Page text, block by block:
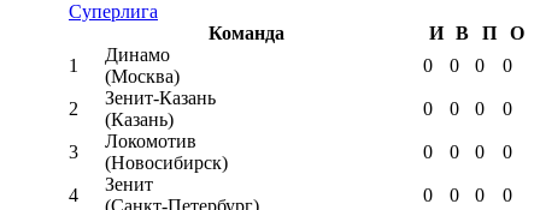
Суперлига
Команда
И В П
О
1
Динамо
(Москва)
0 0 0 0
2
Зенит-Казань
(Казань)
0 0 0 0
3
Локомотив
(Новосибирск)
0 0 0 0
4
Зенит
(Санкт-Петербург)
0 0 0 0